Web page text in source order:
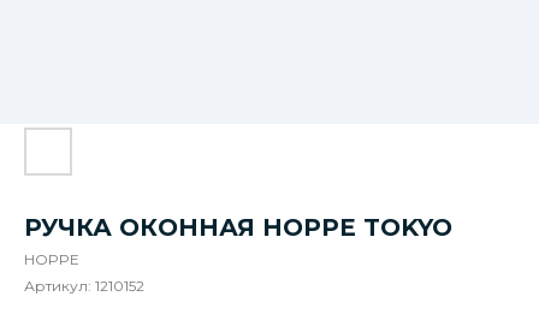
РУЧКА ОКОННАЯ HOPPE TOKYO
HOPPE
Артикул: 1210152